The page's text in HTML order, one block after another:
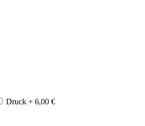
Druck + 6,00 €